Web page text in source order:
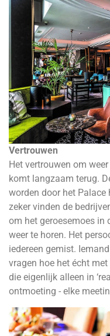
Vertrouwen
Het vertrouwen om weer
komt langzaam terug.
worden door het
zeker vinden de
om het geroesemoes in
weer te horen. Het
iedereen gemist.
vragen hoe het écht
die eigenlijk alleen in
ontmoeting - elke